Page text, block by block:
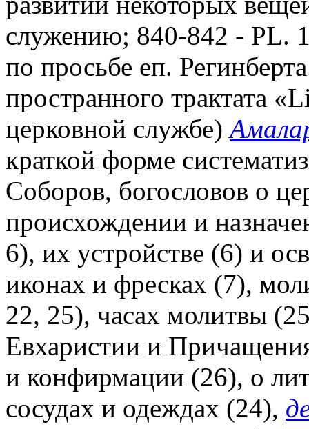
служению; 840-842 - PL.
по просьбе еп.
пространного трактата
церковной службе)
краткой форме
Соборов, богословов о
происхождении и
6), их устройстве (6) и
иконах и фресках (7),
22, 25), часах молитвы
Евхаристии и
и конфирмации (26), о
сосудах и одеждах (24),